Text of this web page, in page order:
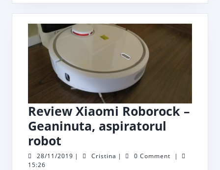
Review Xiaomi Roborock –
Geaninuta, aspiratorul
robot
Xiaomi
28/11/2019 28/11/2019
| Cristina Cristina
| 0 Comment
|
15:26